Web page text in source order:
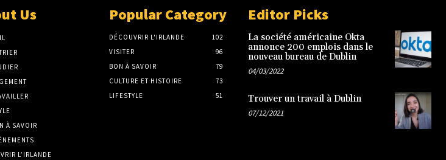
Us
À SAVOIR
L’IRLANDE
Popular Category
DÉCOUVRIR L'IRLANDE
102
VISITER
96
BON À SAVOIR
79
CULTURE ET HISTOIRE
73
LIFESTYLE
51
Editor Picks
La société américaine Okta
annonce 200 emplois dans le
nouveau bureau de Dublin
04/03/2022
Trouver un travail à Dublin
07/12/2021